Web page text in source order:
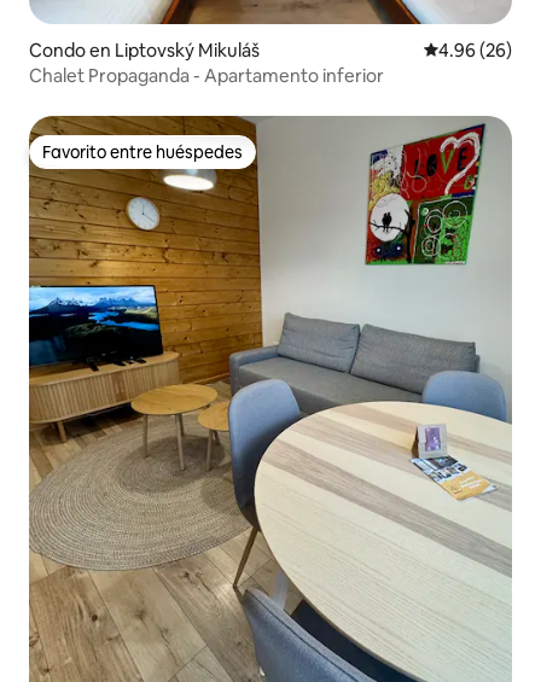
Condo en Liptovský Mikuláš Calificación
4.96 (26)
Chalet Propaganda - Apartamento inferior
Favorito entre huéspedes
Favorito entre huéspedes